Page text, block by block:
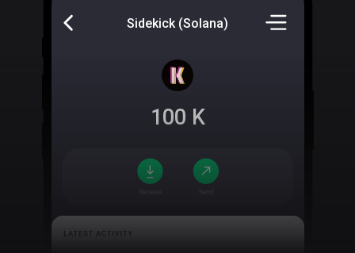
Sidekick (Solana)
100 K